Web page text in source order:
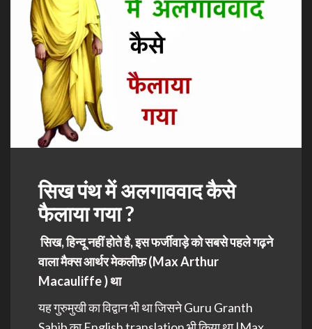
सिख पंथ में अलगाववाद कैसे
फैलाया गया ?
सिख, हिन्दू नहीं होते है, इस फर्जीवाड़े को सबसे पहले गढ़ने
वाला मैक्स आर्थर मेकलीफ़ (Max Arthur
Macauliffe ) था
यह गुरुमुखी का विद्वान भी था जिसने Guru Granth